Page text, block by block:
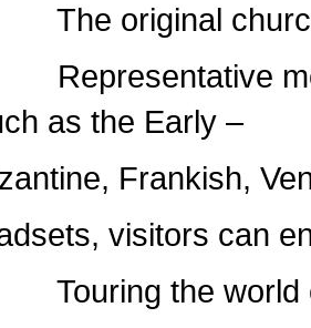
churches
as the Early –
Frankish,
visitors can
the world of